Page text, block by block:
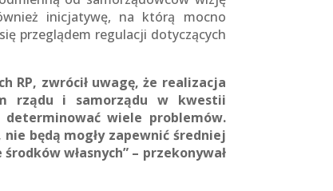
inicjatywę, na którą mocno
przeglądem regulacji dotyczących
RP, zwrócił uwagę, że realizacja
rządu i samorządu w kwestii
wiele problemów.
będą mogły zapewnić średniej
własnych” – przekonywał